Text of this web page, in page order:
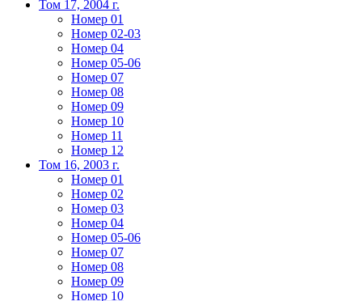
Том 17, 2004 г.
Номер 01
Номер 02-03
Номер 04
Номер 05-06
Номер 07
Номер 08
Номер 09
Номер 10
Номер 11
Номер 12
Том 16, 2003 г.
Номер 01
Номер 02
Номер 03
Номер 04
Номер 05-06
Номер 07
Номер 08
Номер 09
Номер 10